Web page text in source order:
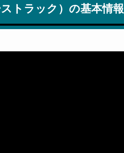
トラック）の基本情報